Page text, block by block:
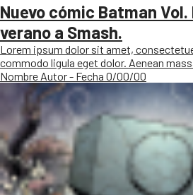
Nuevo cómic Batman
verano a Smash.
Lorem ipsum dolor sit amet,
commodo ligula eget dolor. Aenean
Nombre Autor - Fecha 0/00/00